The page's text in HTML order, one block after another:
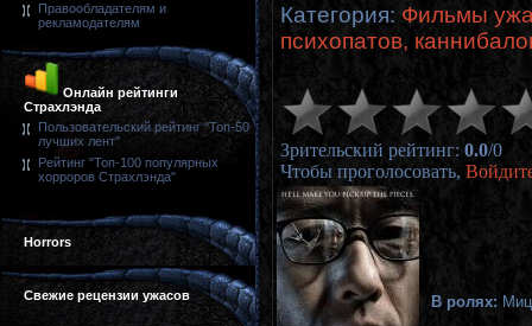
Правообладателям и
рекламодателям
Онлайн рейтинги
Страхлэнда
Пользовательский рейтинг "Топ-50
лучших лент"
Рейтинг "Топ-100 популярных
хорроров Страхлэнда"
Horrors
Свежие рецензии ужасов
Категория: Фильмы
психопатов,
Зрительский рейтинг: 0.0/0
Чтобы проголосовать,
В ролях: